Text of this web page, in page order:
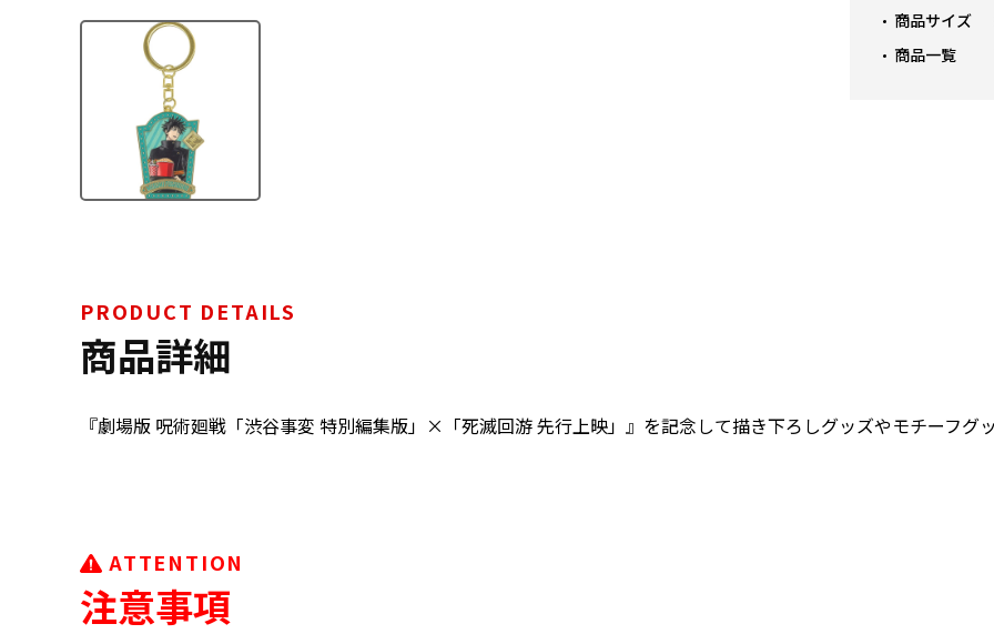
商品サイズ
商品一覧
PRODUCT DETAILS
商品詳細
『劇場版 呪術廻戦「渋谷事変 特別編集版」×「死滅回游 先行上映」』を記念して描き下ろしグッズやモチーフグ
ATTENTION
注意事項